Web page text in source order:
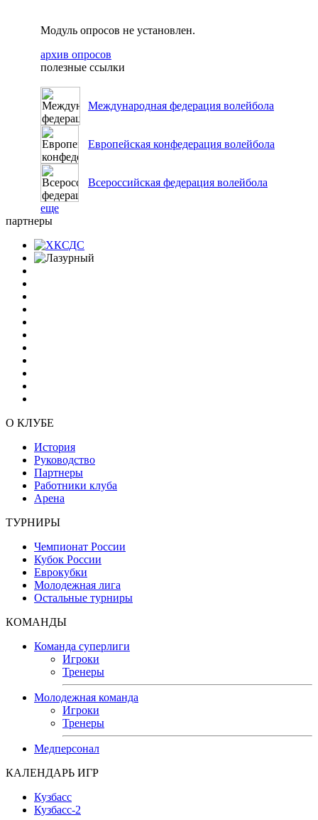
Модуль опросов не установлен.
архив опросов
полезные ссылки
Международная федерация волейбола
Европейская конфедерация волейбола
Всероссийская федерация волейбола
еще
партнеры
О КЛУБЕ
История
Руководство
Партнеры
Работники клуба
Арена
ТУРНИРЫ
Чемпионат России
Кубок России
Еврокубки
Молодежная лига
Остальные турниры
КОМАНДЫ
Команда суперлиги
Игроки
Тренеры
Молодежная команда
Игроки
Тренеры
Медперсонал
КАЛЕНДАРЬ ИГР
Кузбасс
Кузбасс-2